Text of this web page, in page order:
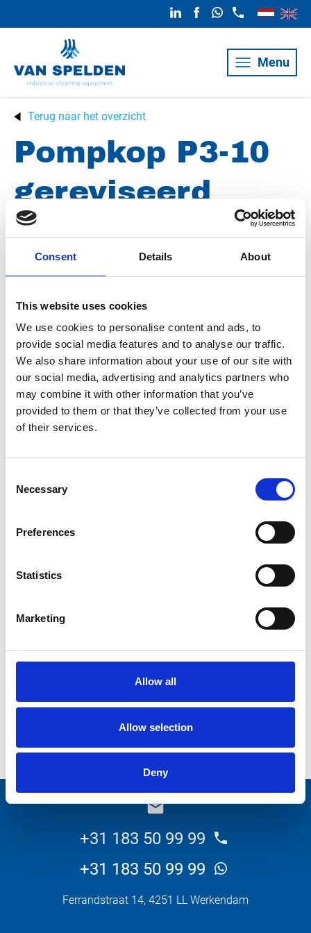
Consent Details About
This website uses cookies
We use cookies to personalise content and ads, to
provide social media features and to analyse our traffic.
We also share information about your use of our site with
our social media, advertising and analytics partners who
may combine it with other information that you’ve
provided to them or that they’ve collected from your use
of their services.
Selection
Necessary
Preferences
Statistics
Marketing
Allow all
Allow selection
Deny
Menu
Terug naar het overzicht
Pompkop P3-10
gereviseerd
Artikelnummer 021032001317791
Groep Onderdelen
Meer informatie?
Alle vragen en opmerkingen kunt u via onderstaand
formulier aan ons sturen. Wij streven ernaar uw bericht
binnen 1 werkdag te beantwoorden.
Bedrijfsnaam
Telefoonnummer
Versturen
+31 183 50 99 99
+31 183 50 99 99
Ferrandstraat 14, 4251 LL Werkendam